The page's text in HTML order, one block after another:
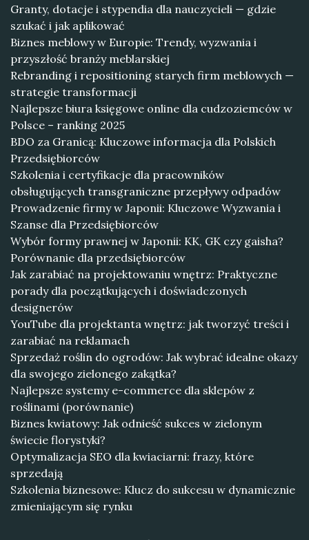
Granty, dotacje i stypendia dla nauczycieli — gdzie
szukać i jak aplikować
Biznes meblowy w Europie: Trendy, wyzwania i
przyszłość branży meblarskiej
Rebranding i repositioning starych firm meblowych —
strategie transformacji
Najlepsze biura księgowe online dla cudzoziemców w
Polsce – ranking 2025
BDO za Granicą: Kluczowe informacja dla Polskich
Przedsiębiorców
Szkolenia i certyfikacje dla pracowników
obsługujących transgraniczne przepływy odpadów
Prowadzenie firmy w Japonii: Kluczowe Wyzwania i
Szanse dla Przedsiębiorców
Wybór formy prawnej w Japonii: KK, GK czy gaisha?
Porównanie dla przedsiębiorców
Jak zarabiać na projektowaniu wnętrz: Praktyczne
porady dla początkujących i doświadczonych
designerów
YouTube dla projektanta wnętrz: jak tworzyć treści i
zarabiać na reklamach
Sprzedaż roślin do ogrodów: Jak wybrać idealne okazy
dla swojego zielonego zakątka?
Najlepsze systemy e-commerce dla sklepów z
roślinami (porównanie)
Biznes kwiatowy: Jak odnieść sukces w zielonym
świecie florystyki?
Optymalizacja SEO dla kwiaciarni: frazy, które
sprzedają
Szkolenia biznesowe: Klucz do sukcesu w dynamicznie
zmieniającym się rynku